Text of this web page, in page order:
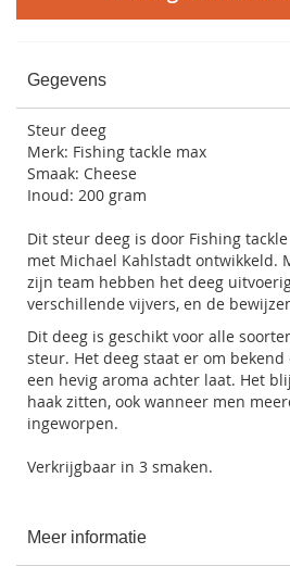
Gegevens
Steur deeg
Merk: Fishing tackle max
Smaak: Cheese
Inoud: 200 gram
Dit steur deeg is door Fishing
met Michael Kahlstadt ontwikkeld.
zijn team hebben het deeg
verschillende vijvers, en de
Dit deeg is geschikt voor alle
steur. Het deeg staat er om
een hevig aroma achter laat. Het
haak zitten, ook wanneer men
ingeworpen.
Verkrijgbaar in 3 smaken.
Meer informatie